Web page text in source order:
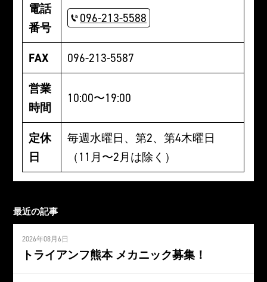
電話
番号
096-213-5588
FAX
096-213-5587
営業
時間
10:00〜19:00
定休
日
毎週水曜日、第2、第4木曜日
（11月〜2月は除く）
最近の記事
2026年08月6日
トライアンフ熊本 メカニック募集！